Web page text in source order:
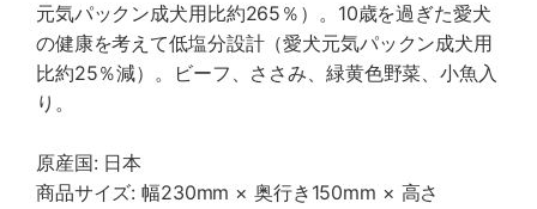
元気パックン成犬用比約265％）。10歳を過ぎた愛犬
の健康を考えて低塩分設計（愛犬元気パックン成犬用
比約25％減）。ビーフ、ささみ、緑黄色野菜、小魚入
り。
原産国: 日本
商品サイズ: 幅230mm × 奥行き150mm × 高さ